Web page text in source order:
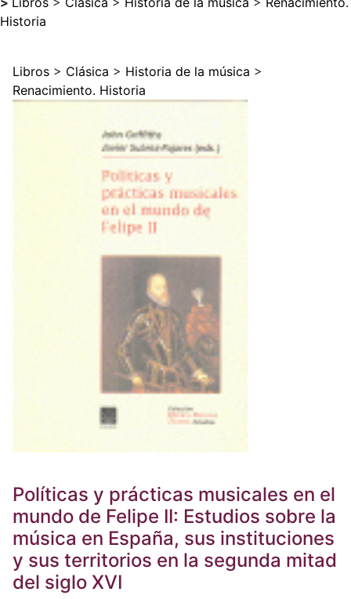
Historia
Libros > Clásica > Historia de la música >
Renacimiento. Historia
Políticas y prácticas musicales en el
mundo de Felipe II: Estudios sobre la
música en España, sus instituciones
y sus territorios en la segunda mitad
del siglo XVI